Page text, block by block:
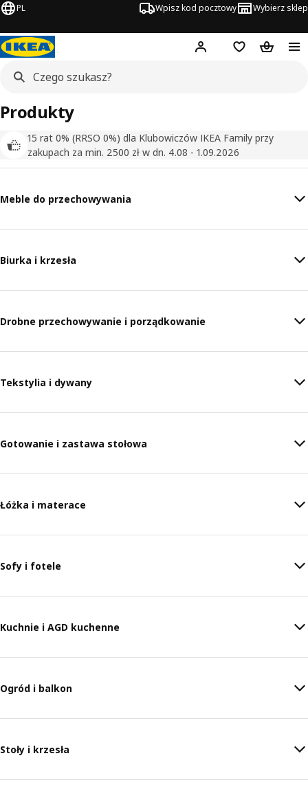
PL Wpisz kod pocztowy Wybierz sklep
Hej! Zaloguj się
Lista zakupowa
Koszyk
15 rat 0% (RRSO 0%) dla Klubowiczów IKEA Family przy
zakupach za min. 2500 zł w dn. 4.08 - 1.09.2026
Produkty
Meble do przechowywania
Biurka i krzesła
Drobne przechowywanie i porządkowanie
Tekstylia i dywany
Gotowanie i zastawa stołowa
Łóżka i materace
Sofy i fotele
Kuchnie i AGD kuchenne
Ogród i balkon
Stoły i krzesła